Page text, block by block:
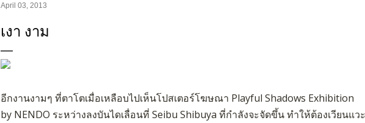
April 03, 2013
เงา งาม
อีกงานงามๆ ที่ตาโตเมื่อเหลือบไปเห็นโปสเตอร์โฆษณา Playful Shadows Exhibition
by NENDO ระหว่างลงบันไดเลื่อนที่ Seibu Shibuya ที่กำลังจะจัดขึ้น ทำให้ต้องเวียนแวะ